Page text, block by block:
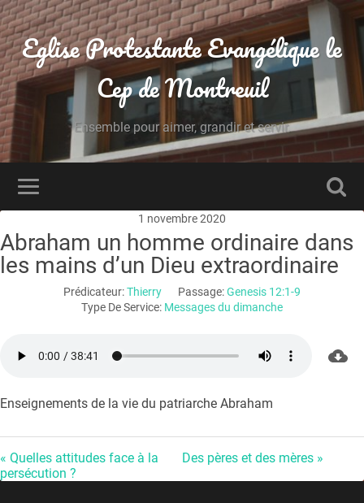
Eglise Protestante Evangélique le
Cep de Montreuil
Ensemble pour aimer, grandir et servir.
1 novembre 2020
Abraham un homme ordinaire dans
les mains d’un Dieu extraordinaire
Prédicateur:Thierry Passage:Genesis 12:1-9
Type De Service: Messages du dimanche
Enseignements de la vie du patriarche Abraham
« Quelles attitudes face à la
persécution ?
Des pères et des mères »